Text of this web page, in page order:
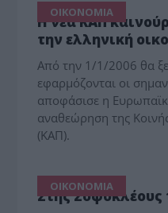
ΟΙΚΟΝΟΜΙΑ
Η νέα ΚΑΠ
την ελληνική
Από την 1/1/2006 θα
εφαρμόζονται οι
αποφάσισε η
αναθεώρηση της
(ΚΑΠ).
ΟΙΚΟΝΟΜΙΑ
Στης Σοφοκλέους